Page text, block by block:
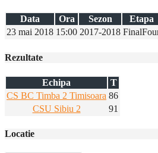
Data Ora Sezon
Etapa
23 mai 2018 15:00 2017-2018
Rezultate
Echipa
T
CS BC Timba 2 Timisoara 86
CSU Sibiu 2
91
Locatie